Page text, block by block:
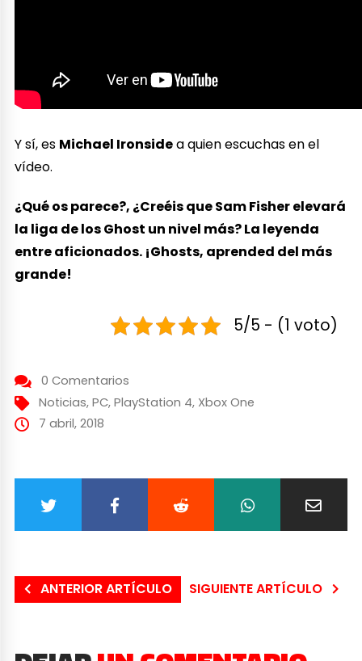
Y sí, es Michael Ironsidea quien escuchas en el
vídeo.
¿Qué os parece?, ¿Creéis que Sam Fisher elevará
la liga de los Ghost un nivel más? La leyenda
entre aficionados. ¡Ghosts, aprended del más
grande!
5/5 - (1 voto)
0 Comentarios
Noticias, PC, PlayStation 4, Xbox One
7 abril, 2018
ANTERIOR ARTÍCULO SIGUIENTE ARTÍCULO